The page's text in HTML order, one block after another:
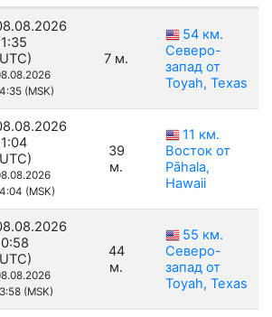
(MSK)
7 м.
54 км.
Северо-
запад от
Toyah, Texas
(MSK)
39
м.
11 км.
Восток от
Pāhala,
Hawaii
(MSK)
44
м.
55 км.
Северо-
запад от
Toyah, Texas